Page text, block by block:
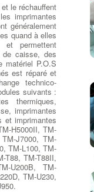
le réchauffent
imprimantes
généralement
quand à elles
et permettent
caisse, des
matériel P.O.S
est réparé et
technico-
suivants :
thermiques,
imprimantes
et imprimantes
H5000II, TM-
J7000, TM-
TM-L100, TM-
T88, TM-T88II,
U200B, TM-
TM-U230,